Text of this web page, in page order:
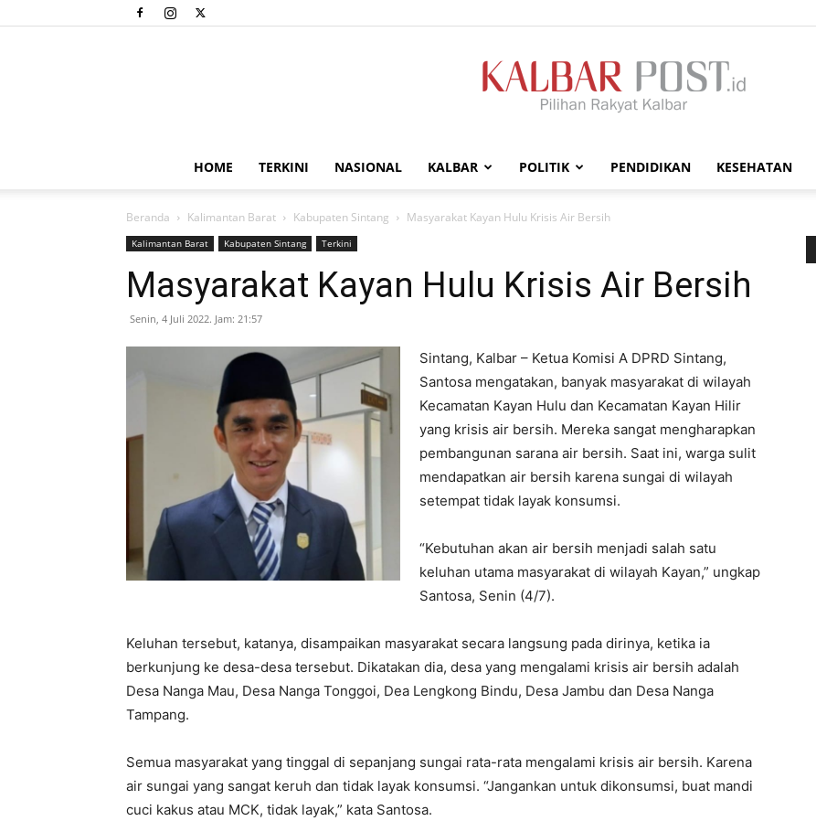
HOME TERKINI NASIONAL KALBAR POLITIK PENDIDIKAN KESEHATAN
Beranda Kalimantan Barat Kabupaten Sintang Masyarakat Kayan Hulu Krisis Air Bersih
Kalimantan Barat Kabupaten Sintang Terkini
Masyarakat Kayan Hulu Krisis Air Bersih
Senin, 4 Juli 2022. Jam: 21:57
Sintang, Kalbar – Ketua Komisi A DPRD Sintang,
Santosa mengatakan, banyak masyarakat di wilayah
Kecamatan Kayan Hulu dan Kecamatan Kayan Hilir
yang krisis air bersih. Mereka sangat mengharapkan
pembangunan sarana air bersih. Saat ini, warga sulit
mendapatkan air bersih karena sungai di wilayah
setempat tidak layak konsumsi.
“Kebutuhan akan air bersih menjadi salah satu
keluhan utama masyarakat di wilayah Kayan,” ungkap
Santosa, Senin (4/7).
Keluhan tersebut, katanya, disampaikan masyarakat secara langsung pada dirinya, ketika ia
berkunjung ke desa-desa tersebut. Dikatakan dia, desa yang mengalami krisis air bersih adalah
Desa Nanga Mau, Desa Nanga Tonggoi, Dea Lengkong Bindu, Desa Jambu dan Desa Nanga
Tampang.
Semua masyarakat yang tinggal di sepanjang sungai rata-rata mengalami krisis air bersih. Karena
air sungai yang sangat keruh dan tidak layak konsumsi. “Jangankan untuk dikonsumsi, buat mandi
cuci kakus atau MCK, tidak layak,” kata Santosa.